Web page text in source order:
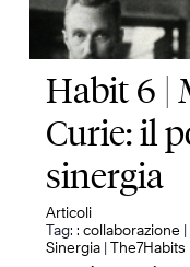
Habit 6 |
Curie: il
sinergia
Articoli
Tag: : collaborazione |
Sinergia |The7Habits